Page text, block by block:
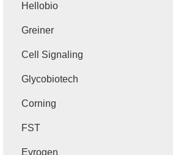
Hellobio
Greiner
Cell Signaling
Glycobiotech
Corning
FST
Evrogen